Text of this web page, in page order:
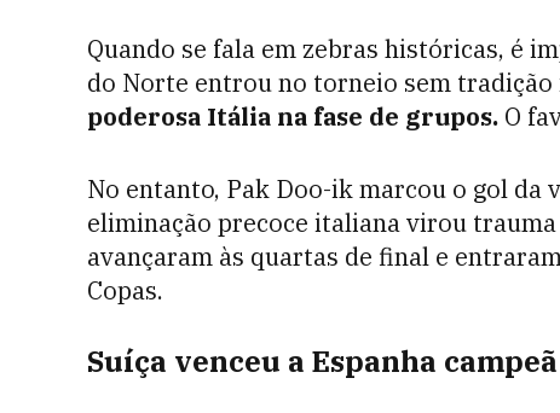
Quando se fala em zebras históricas, é
do Norte entrou no torneio sem
poderosa Itália na fase de grupos. O
No entanto, Pak Doo-ik marcou o gol
eliminação precoce italiana virou
avançaram às quartas de final e
Copas.
Suíça venceu a Espanha